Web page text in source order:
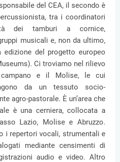
del CEA, il secondo è
tra i coordinatori
dei tamburi a cornice,
musicali e, non da ultimo,
edizione del progetto europeo
Ci troviamo nel rilievo
e il Molise, le cui
da un tessuto socio-
agro-pastorale. È un’area che
è una cerniera, collocata a
Lazio, Molise e Abruzzo.
i repertori vocali, strumentali e
mediante censimenti di
audio e video. Altro